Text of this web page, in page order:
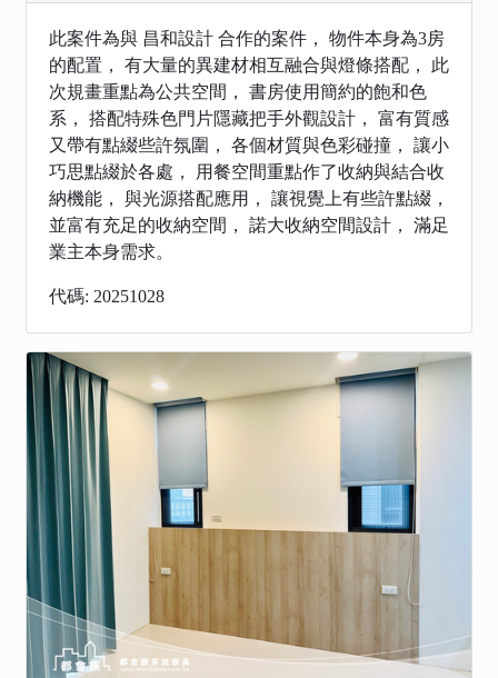
此案件為與 昌和設計 合作的案件， 物件本身為3房
的配置， 有大量的異建材相互融合與燈條搭配， 此
次規畫重點為公共空間， 書房使用簡約的飽和色
系， 搭配特殊色門片隱藏把手外觀設計， 富有質感
又帶有點綴些許氛圍， 各個材質與色彩碰撞， 讓小
巧思點綴於各處， 用餐空間重點作了收納與結合收
納機能， 與光源搭配應用， 讓視覺上有些許點綴，
並富有充足的收納空間， 諾大收納空間設計， 滿足
業主本身需求。
代碼: 20251028